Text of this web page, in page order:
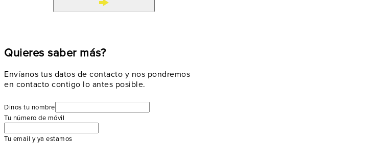
Quieres saber más?
Envíanos tus datos de contacto y nos pondremos
en contacto contigo lo antes posible.
Dinos tu nombre
Tu número de móvil
Tu email y ya estamos